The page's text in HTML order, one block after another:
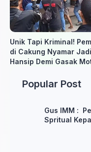
Unik Tapi Kriminal!
di Cakung Nyamar Jadi
Hansip Demi Gasak
Popular Post
Gus IMM :
Spritual